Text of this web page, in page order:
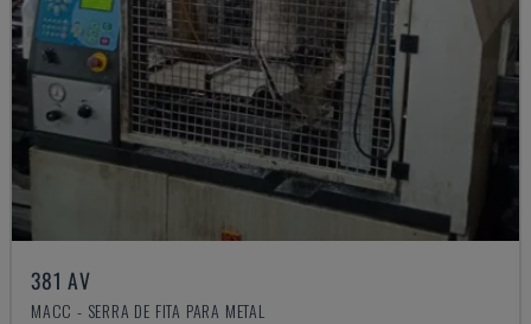
381 AV
MACC - SERRA DE FITA PARA METAL